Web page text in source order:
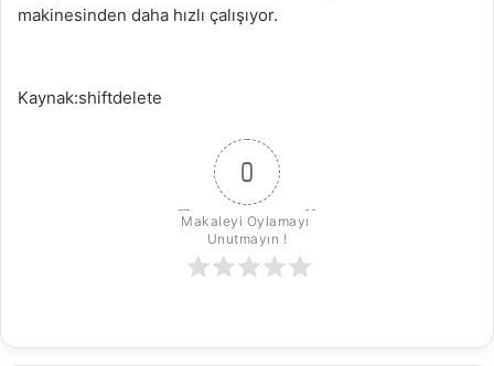
makinesinden daha hızlı çalışıyor.
Kaynak:shiftdelete
0
Makaleyi Oylamayı
Unutmayın !